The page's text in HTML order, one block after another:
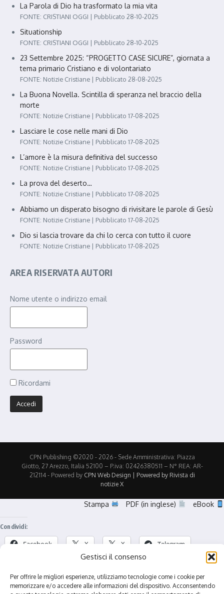
Gestisci il consenso
Per offrire le migliori esperienze, utilizziamo tecnologie come i cookie per
memorizzare e/o accedere alle informazioni del dispositivo. Acconsentendo
La Parola di Dio ha trasformato la mia vita
FONTE: CRISTIANI OGGI Pubblicato 28-10-2025
Situationship
FONTE: CRISTIANI OGGI Pubblicato 28-10-2025
23 Settembre 2025: “PROGETTO CASE SICURE”, giornata a
tema primario Cristiano e di volontariato
FONTE: Notizie Cristiane Pubblicato 28-08-2025
La Buona Novella. Scintilla di speranza nel braccio della
morte
FONTE: Notizie Cristiane Pubblicato 17-08-2025
Lasciare le cose nelle mani di Dio
FONTE: Notizie Cristiane Pubblicato 17-08-2025
L’amore è la misura definitiva del successo
FONTE: Notizie Cristiane Pubblicato 17-08-2025
La prova del deserto…
FONTE: Notizie Cristiane Pubblicato 17-08-2025
Abbiamo un disperato bisogno di rivisitare le parole di Gesù
FONTE: Notizie Cristiane Pubblicato 17-08-2025
Dio si lascia trovare da chi lo cerca con tutto il cuore
FONTE: Notizie Cristiane Pubblicato 17-08-2025
AREA RISERVATA AUTORI
Nome utente o indirizzo email
Password
Ricordami
CPN Publishing ©2020 - 2026 - Sede Amministrativa: Piazza
Giotto, 27 Arezzo, Italia 52100 – P.iva: 02426380511 – N° REA: AR-
212114 - Powered by CPN Web Design | Powered by Rivista di
notizie X
Stampa PDF (in inglese) eBook
Condividi:
Facebook X X Telegram
LinkedIn Stampa WhatsApp